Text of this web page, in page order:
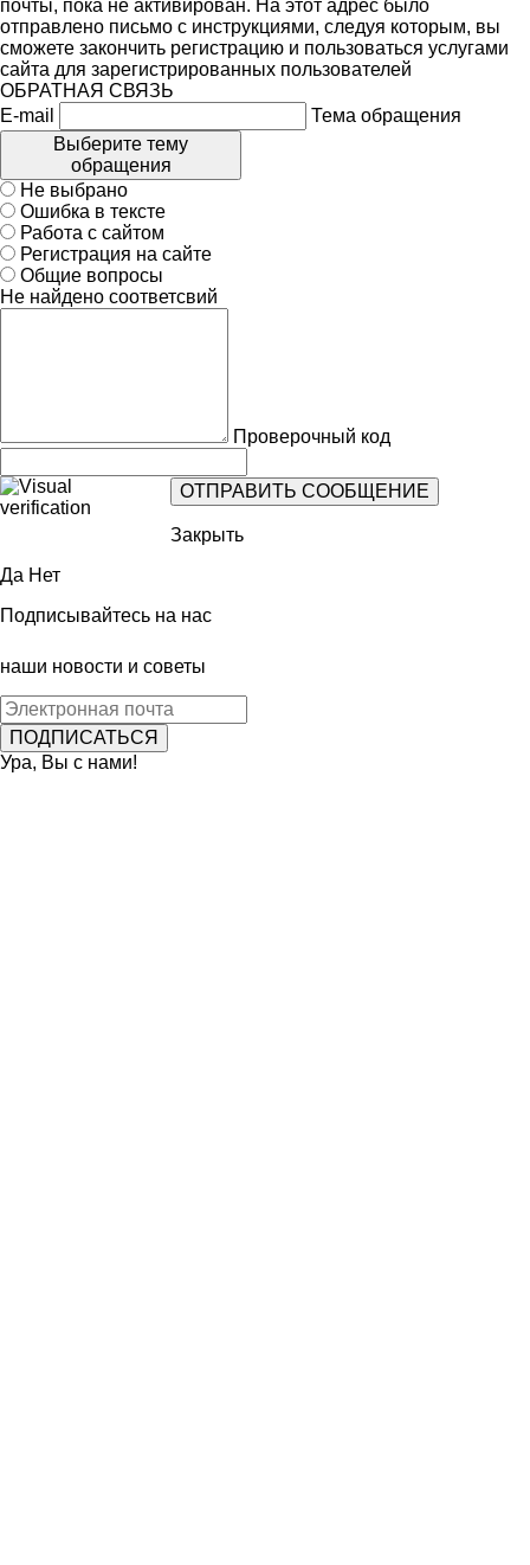
почты, пока не активирован. На этот адрес было
отправлено письмо с инструкциями, следуя которым, вы
сможете закончить регистрацию и пользоваться услугами
сайта для зарегистрированных пользователей
ОБРАТНАЯ СВЯЗЬ
E-mail
Тема обращения
Выберите тему
обращения
Не выбрано
Ошибка в тексте
Работа с сайтом
Регистрация на сайте
Общие вопросы
Не найдено соответсвий
Проверочный код
Закрыть
Да Нет
Подписывайтесь на нас
наши новости и советы
Ура, Вы с нами!